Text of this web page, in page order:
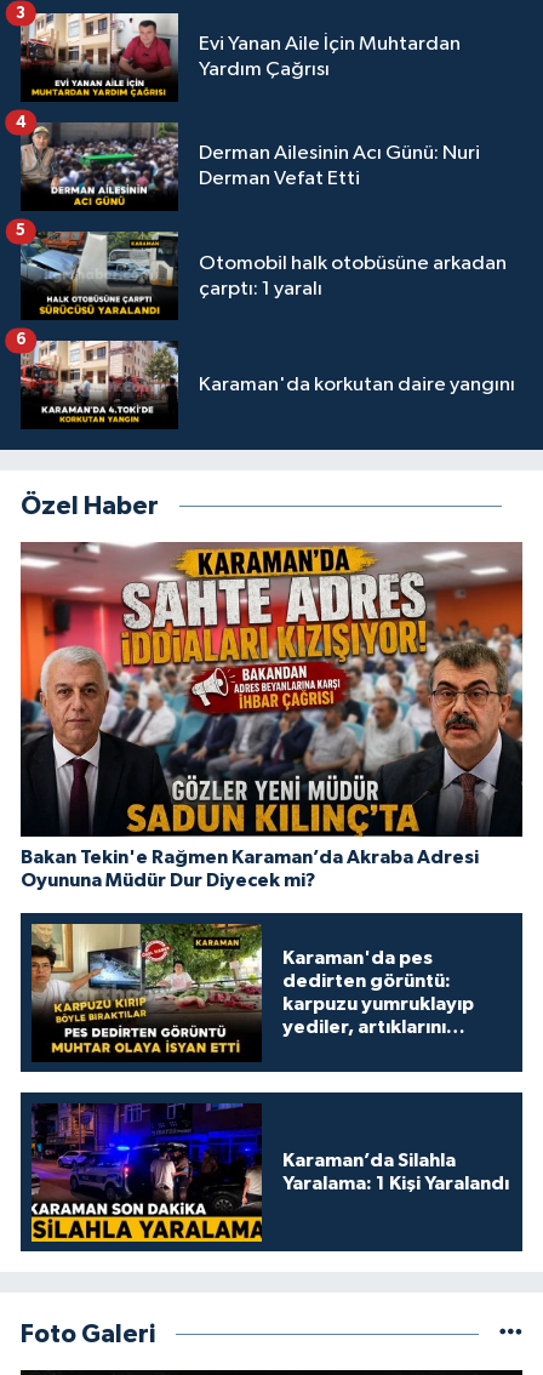
Evi Yanan Aile İçin Muhtardan
Yardım Çağrısı
3
Derman Ailesinin Acı Günü: Nuri
Derman Vefat Etti
4
Otomobil halk otobüsüne arkadan
çarptı: 1 yaralı
5
Karaman'da korkutan daire yangını
6
Özel Haber
Bakan Tekin'e Rağmen Karaman’da Akraba Adresi
Oyununa Müdür Dur Diyecek mi?
Karaman'da pes
dedirten görüntü:
karpuzu yumruklayıp
yediler, artıklarını
Karaman’da Silahla
Yaralama: 1 Kişi Yaralandı
Foto Galeri